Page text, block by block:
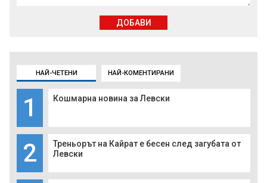
НАЙ-ЧЕТЕНИ НАЙ-КОМЕНТИРАНИ
1 Кошмарна новина за Левски
2
Треньорът на Кайрат е бесен след загубата от
Левски
ДОБАВИ